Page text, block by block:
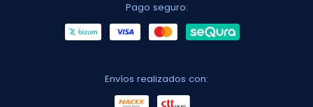
Pago seguro:
Envíos realizados con: